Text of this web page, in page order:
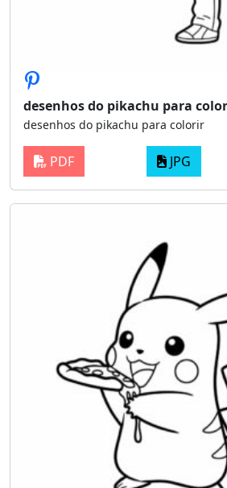
desenhos do pikachu para
desenhos do pikachu para colorir
PDF JPG